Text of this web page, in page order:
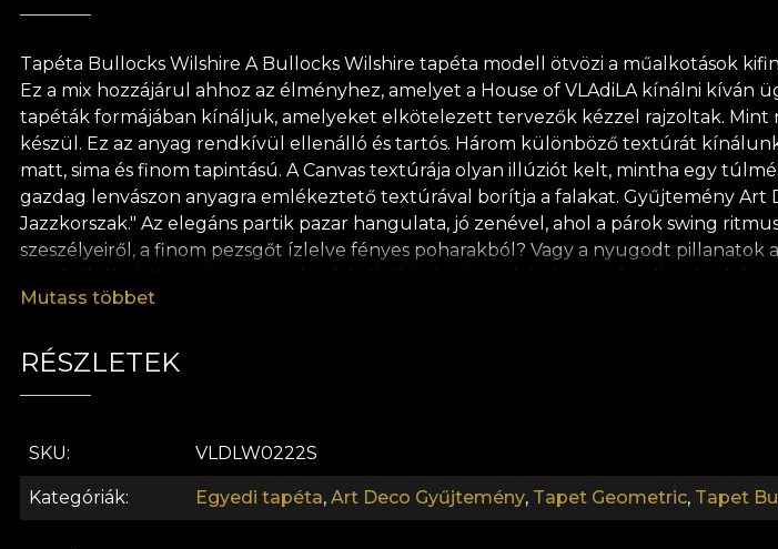
Tapéta Bullocks Wilshire A Bullocks Wilshire tapéta modell ötvözi a műalkotások
Ez a mix hozzájárul ahhoz az élményhez, amelyet a House of VLAdiLA kínálni
tapéták formájában kínáljuk, amelyeket elkötelezett tervezők kézzel rajzoltak. Mint
készül. Ez az anyag rendkívül ellenálló és tartós. Három különböző textúrát
matt, sima és finom tapintású. A Canvas textúrája olyan illúziót kelt, mintha egy
gazdag lenvászon anyagra emlékeztető textúrával borítja a falakat. Gyűjtemény Art
Jazzkorszak." Az elegáns partik pazar hangulata, jó zenével, ahol a párok swing
szeszélyeiről, a finom pezsgőt ízlelve fényes poharakból? Vagy a nyugodt pillanatok
új és modern világ előtt, amely nagy jelentőséget tulajdonít a külső megjelenésnek.
által inspirált vagy stilizált virágos motívumokkal. A hangsúly a fémes árnyalatokon,
Mutass többet
RÉSZLETEK
SKU VLDLW0222S
Kategóriák Egyedi tapéta, Art Deco Gyűjtemény, Tapet Geometric, Tapet